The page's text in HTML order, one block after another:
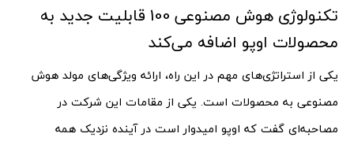
تکنولوژی هوش مصنوعی 100 قابلیت جدید به
محصولات اوپو اضافه می‌کند
یکی از استراتژی‌های مهم در این راه، ارائه ویژگی‌های مولد هوش
مصنوعی به محصولات است. یکی از مقامات این شرکت در
مصاحبه‌ای گفت که اوپو امیدوار است در آینده نزدیک همه